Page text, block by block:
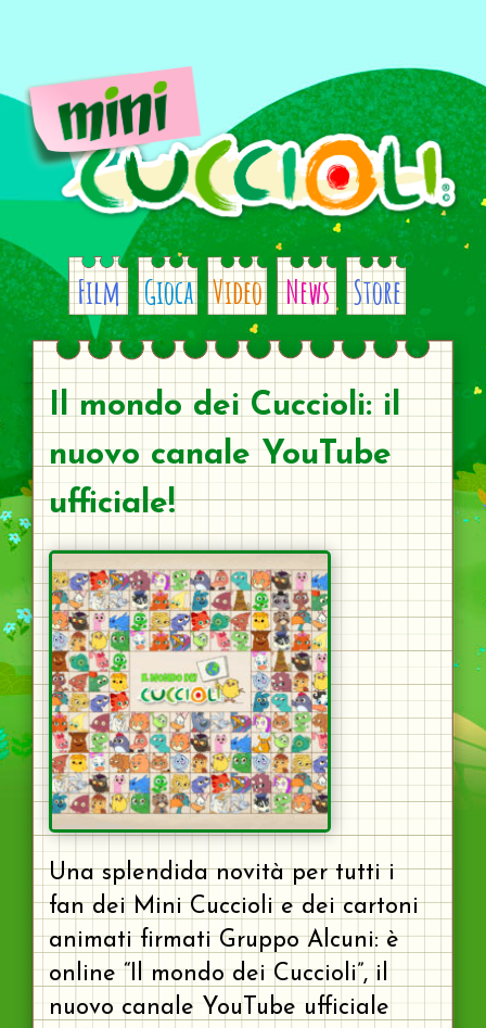
Film Gioca Video News Store
Il mondo dei Cuccioli: il
nuovo canale YouTube
ufficiale!
Una splendida novità per tutti i
fan dei Mini Cuccioli e dei cartoni
animati firmati Gruppo Alcuni: è
online “Il mondo dei Cuccioli”, il
nuovo canale YouTube ufficiale